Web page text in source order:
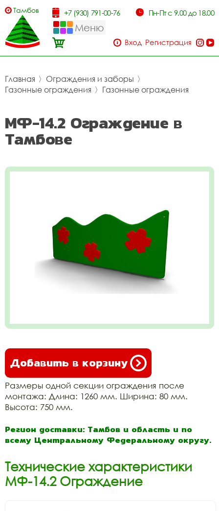
Тамбов +7 (930) 791-00-76 Пн-Пт с 9.00 до 18.00
Меню
Вход Регистрация
Главная 〉 Ограждения и заборы 〉
Газонные ограждения 〉 Газонные ограждения
МФ-14.2 Ограждение в
Тамбове
Добавить в корзину
Размеры одной секции ограждения после
монтажа: Длина: 1260 мм. Ширина: 80 мм.
Высота: 750 мм.
Регион доставки: Тамбов и область и по
всему Центральному Федеральному округу.
Технические характеристики
МФ-14.2 Ограждение